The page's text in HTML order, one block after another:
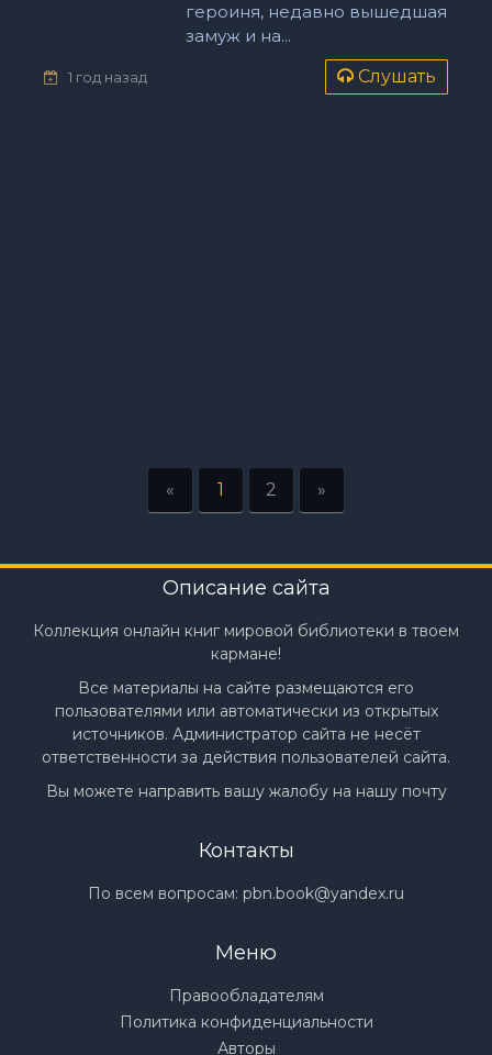
героиня, недавно вышедшая
замуж и на...
1 год назад Слушать
« 1 2 »
Описание сайта
Коллекция онлайн книг мировой библиотеки в твоем
кармане!
Все материалы на сайте размещаются его
пользователями или автоматически из открытых
источников. Администратор сайта не несёт
ответственности за действия пользователей сайта.
Вы можете направить вашу жалобу на нашу почту
Контакты
По всем вопросам: pbn.book@yandex.ru
Меню
Правообладателям
Политика конфиденциальности
Авторы